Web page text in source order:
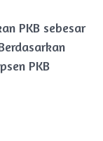
PKB sebesar
PKB